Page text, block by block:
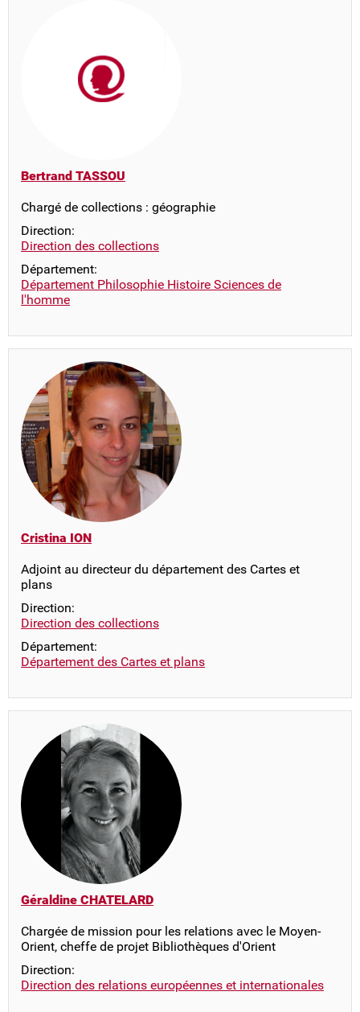
Bertrand TASSOU
Chargé de collections : géographie
Direction:
Direction des collections
Département:
Département Philosophie Histoire Sciences de
l'homme
Cristina ION
Adjoint au directeur du département des Cartes et
plans
Direction:
Direction des collections
Département:
Département des Cartes et plans
Géraldine CHATELARD
Chargée de mission pour les relations avec le Moyen-
Orient, cheffe de projet Bibliothèques d'Orient
Direction:
Direction des relations européennes et internationales